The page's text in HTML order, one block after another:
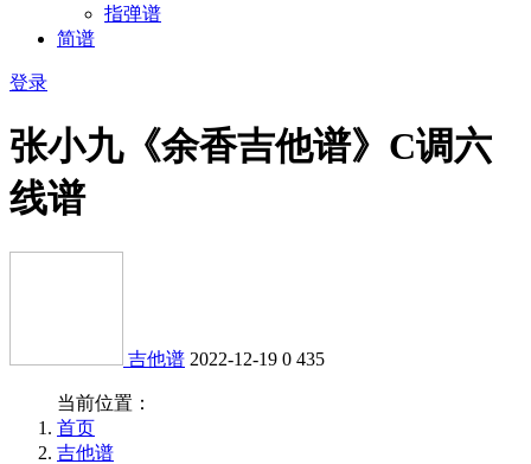
指弹谱
简谱
登录
张小九《余香吉他谱》C调六
线谱
吉他谱 2022-12-19 0 435
当前位置：
首页
吉他谱